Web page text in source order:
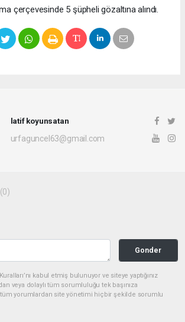
çerçevesinde 5 şüpheli gözaltına alındı.
latif koyunsatan
urfaguncel63@gmail.com
(0)
Gonder
kabul etmiş bulunuyor ve siteye yaptığınız
veya dolaylı tüm sorumluluğu tek başınıza
tüm yorumlardan site yönetimi hiçbir şekilde sorumlu